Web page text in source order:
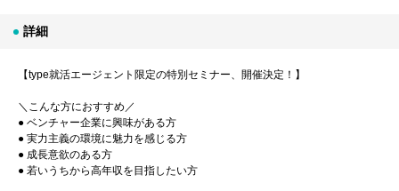
詳細
【type就活エージェント限定の特別セミナー、開催決定！】
＼こんな方におすすめ／
● ベンチャー企業に興味がある方
● 実力主義の環境に魅力を感じる方
● 成長意欲のある方
● 若いうちから高年収を目指したい方